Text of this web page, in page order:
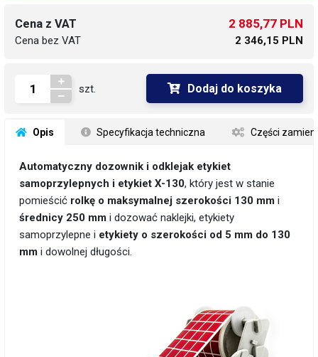
Cena z VAT
Cena bez VAT
2 885,77 PLN
2 346,15 PLN
szt. Dodaj do koszyka
Opis Specyfikacja techniczna Części
Automatyczny dozownik i odklejak etykiet
samoprzylepnych i etykiet X-130, który jest w stanie
pomieścić rolkę o maksymalnej szerokości 130 mm i
średnicy 250 mm i dozować naklejki, etykiety
samoprzylepne i etykiety o szerokości od 5 mm do 130
mm i dowolnej długości.